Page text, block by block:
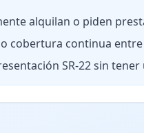
alquilan o piden
cobertura continua
SR-22 sin